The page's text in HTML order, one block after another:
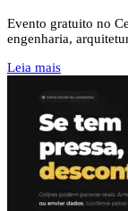
Evento gratuito no
engenharia,
Leia mais